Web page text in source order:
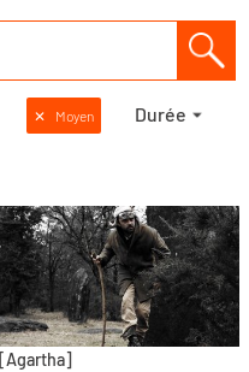
✕ Moyen Durée
[Agartha]